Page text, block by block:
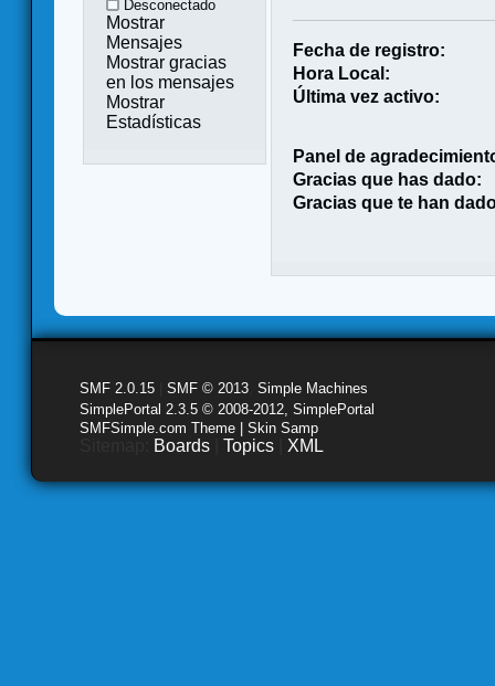
Desconectado
Mostrar
Mensajes
Mostrar gracias
en los mensajes
Mostrar
Estadísticas
Fecha de registro:
Hora Local:
Última vez activo:
Panel de
Gracias que has dado:
Gracias que te han
SMF 2.0.15 SMF © 2013 Simple Machines
SimplePortal 2.3.5 © 2008-2012, SimplePortal
SMFSimple.com Theme | Skin Samp
Boards Topics XML